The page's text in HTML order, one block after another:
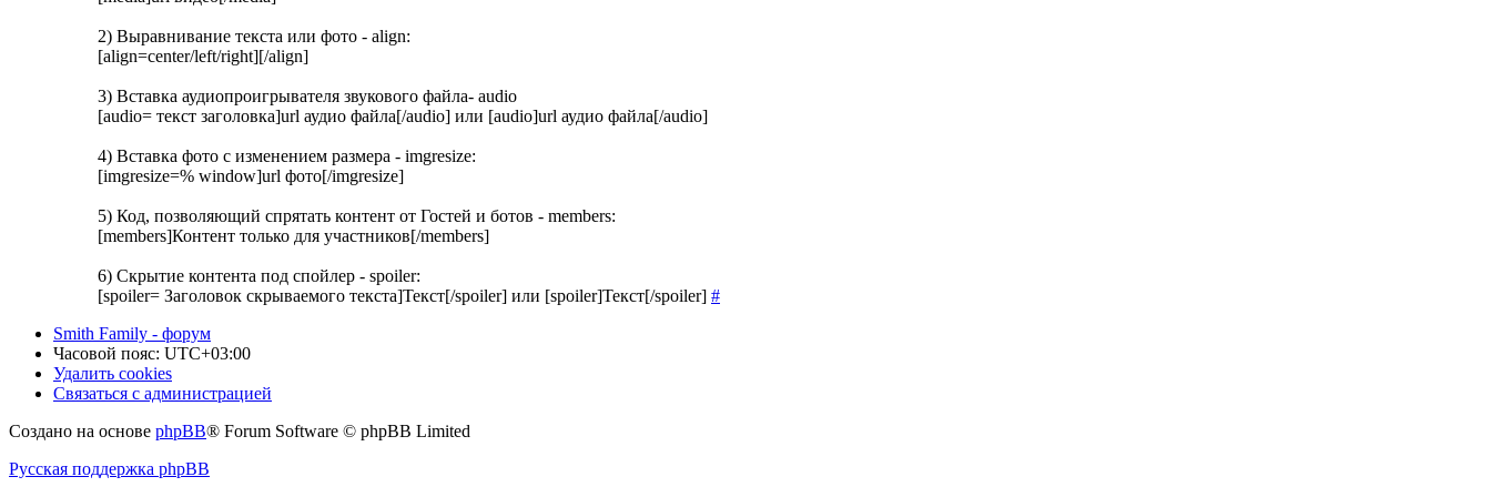
2) Выравнивание текста или фото - align:
[align=center/left/right][/align]
3) Вставка аудиопроигрывателя звукового файла- audio
[audio= текст заголовка]url аудио файла[/audio] или [audio]url аудио файла[/audio]
4) Вставка фото с изменением размера - imgresize:
[imgresize=% window]url фото[/imgresize]
5) Код, позволяющий спрятать контент от Гостей и ботов - members:
[members]Контент только для участников[/members]
6) Скрытие контента под спойлер - spoiler:
[spoiler= Заголовок скрываемого текста]Текст[/spoiler] или [spoiler]Текст[/spoiler] #
Smith Family - форум
Часовой пояс: UTC+03:00
Удалить cookies
Связаться с администрацией
Создано на основе phpBB® Forum Software © phpBB Limited
Русская поддержка phpBB